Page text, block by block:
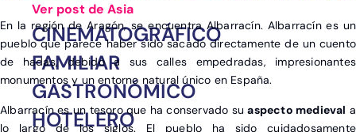
Ver post de Asia
CINEMATOGRÁFICO
FAMILIAR
GASTRONÓMICO
HOTELERO
En la región de Aragón, se encuentra Albarracín. Albarracín es un
pueblo que parece haber sido sacado directamente de un cuento
de hadas, debido a sus calles empedradas, impresionantes
monumentos y un entorno natural único en España.
Albarracín es un tesoro que ha conservado suaspecto medieval a
lo largo de los siglos. El pueblo ha sido cuidadosamente